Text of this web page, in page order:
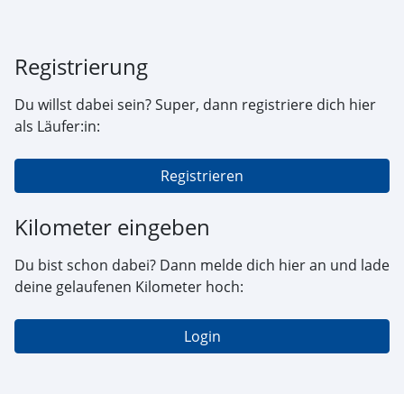
Registrierung
Du willst dabei sein? Super, dann registriere dich hier
als Läufer:in:
Registrieren
Kilometer eingeben
Du bist schon dabei? Dann melde dich hier an und lade
deine gelaufenen Kilometer hoch:
Login